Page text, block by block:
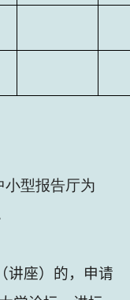
小型报告厅为
讲座）的，申请